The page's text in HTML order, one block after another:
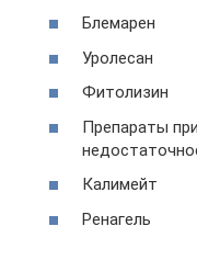
Блемарен
Уролесан
Фитолизин
Препараты
Калимейт
Ренагель